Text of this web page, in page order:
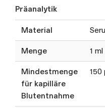
Präanalytik
Material
Menge 1 ml
Mindestmenge
für kapilläre
Blutentnahme
150